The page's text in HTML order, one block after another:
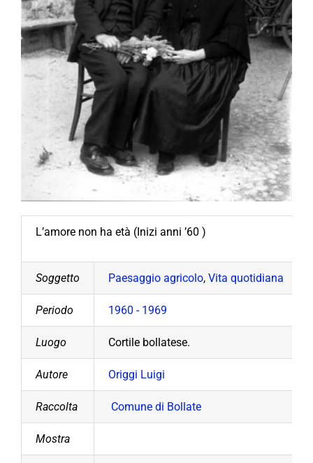
L’amore non ha età (Inizi anni ’60 )
Soggetto Paesaggio agricolo, Vita quotidiana
Periodo 1960 - 1969
Luogo Cortile bollatese.
Autore Origgi Luigi
Raccolta Comune di Bollate
Mostra